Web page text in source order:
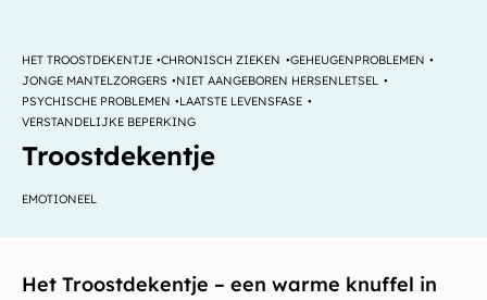
HET TROOSTDEKENTJE CHRONISCH ZIEKEN
GEHEUGENPROBLEMEN
JONGE MANTELZORGERS
NIET AANGEBOREN HERSENLETSEL
PSYCHISCHE PROBLEMEN
LAATSTE LEVENSFASE
VERSTANDELIJKE BEPERKING
Troostdekentje
EMOTIONEEL
Het Troostdekentje – een warme knuffel in